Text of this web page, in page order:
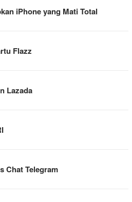
iPhone yang Mati Total
Flazz
Lazada
Chat Telegram